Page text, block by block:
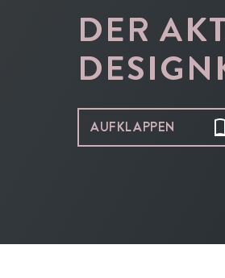
DER
AUFKLAPPEN